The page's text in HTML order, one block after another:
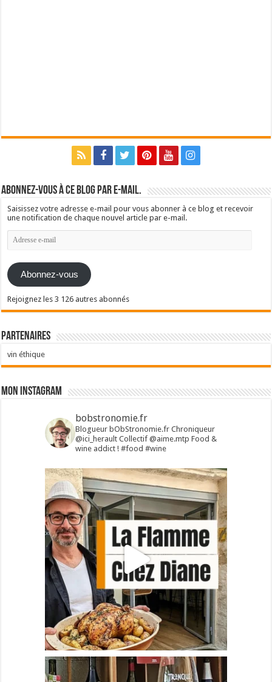
Abonnez-vous à ce blog par e-mail.
Saisissez votre adresse e-mail pour vous abonner à ce blog et recevoir
une notification de chaque nouvel article par e-mail.
Adresse
e-
Abonnez-vous
Rejoignez les 3 126 autres abonnés
Partenaires
vin éthique
Mon Instagram
bobstronomie.fr
Blogueur bObStronomie.fr Chroniqueur
@ici_heraultCollectif @aime.mtp Food &
wine addict !#food #wine